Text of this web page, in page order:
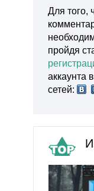
Для того,
пройдя
аккаунта
сетей: